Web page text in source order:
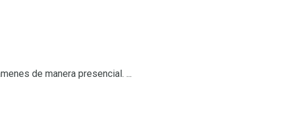
de manera presencial. ...